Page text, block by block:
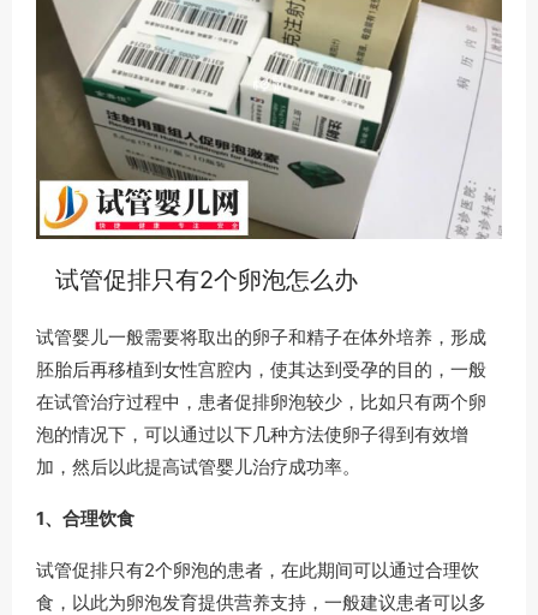
试管促排只有2个卵泡怎么办
试管婴儿一般需要将取出的卵子和精子在体外培养，形成
胚胎后再移植到女性宫腔内，使其达到受孕的目的，一般
在试管治疗过程中，患者促排卵泡较少，比如只有两个卵
泡的情况下，可以通过以下几种方法使卵子得到有效增
加，然后以此提高试管婴儿治疗成功率。
1、合理饮食
试管促排只有2个卵泡的患者，在此期间可以通过合理饮
食，以此为卵泡发育提供营养支持，一般建议患者可以多